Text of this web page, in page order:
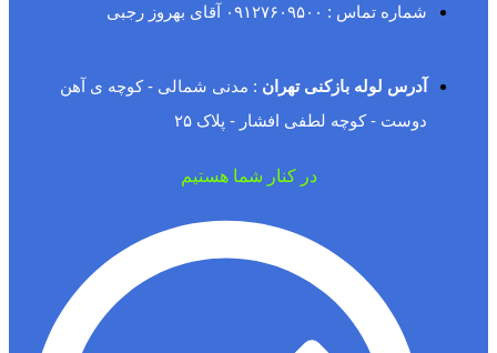
شماره تماس : ۰۹۱۲۷۶۰۹۵۰۰ آقای بهروز رجبی
آدرس لوله بازکنی تهران : مدنی شمالی - کوچه ی آهن
دوست - کوچه لطفی افشار - پلاک ۲۵
در کنار شما هستیم